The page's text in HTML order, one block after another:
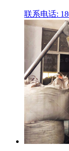
联系电话: